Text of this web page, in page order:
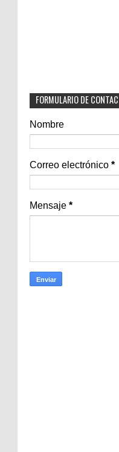
FORMULARIO DE
Nombre
Correo electrónico *
Mensaje *